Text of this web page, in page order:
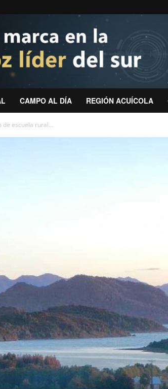
CAMPO AL DÍA REGIÓN ACUÍCOLA
de escuela rural...